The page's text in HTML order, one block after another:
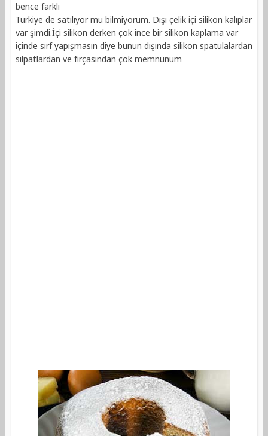
bence farklı
Türkiye de satılıyor mu bilmiyorum. Dışı çelik içi silikon kalıplar
var şimdi.İçi silikon derken çok ince bir silikon kaplama var
içinde sırf yapışmasın diye bunun dışında silikon spatulalardan
silpatlardan ve fırçasından çok memnunum